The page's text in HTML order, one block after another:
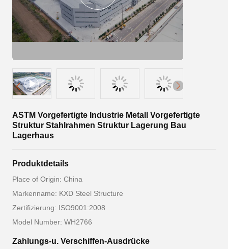
ASTM Vorgefertigte Industrie Metall Vorgefertigte
Struktur Stahlrahmen Struktur Lagerung Bau
Lagerhaus
Produktdetails
Place of Origin: China
Markenname: KXD Steel Structure
Zertifizierung: ISO9001:2008
Model Number: WH2766
Zahlungs-u. Verschiffen-Ausdrücke